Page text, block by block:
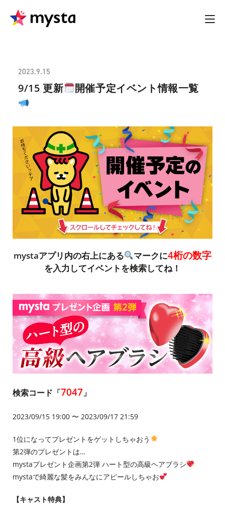
2023.9.15
9/15 更新 開催予定イベント情報一覧
mystaアプリ内の右上にある マークに4桁の数字
を入力してイベントを検索してね！
検索コード「7047 」
2023/09/15 19:00 〜 2023/09/17 21:59
1位になってプレゼントをゲットしちゃおう
第2弾のプレゼントは…
mystaプレゼント企画第2弾 ハート型の高級ヘアブラシ
mystaで綺麗な髪をみんなにアピールしちゃお
【キャスト特典】